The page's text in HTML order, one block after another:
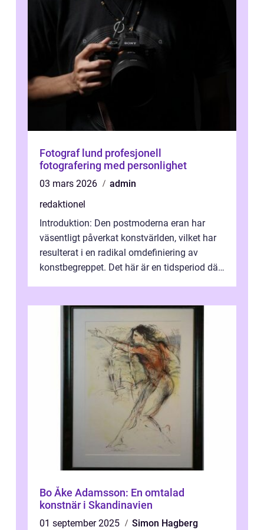
Fotograf lund profesjonell
fotografering med personlighet
03 mars 2026
admin
redaktionel
Introduktion: Den postmoderna eran har
väsentligt påverkat konstvärlden, vilket har
resulterat i en radikal omdefiniering av
konstbegreppet. Det här är en tidsperiod där
Bo Åke Adamsson: En omtalad
konstnär i Skandinavien
01 september 2025
Simon Hagberg